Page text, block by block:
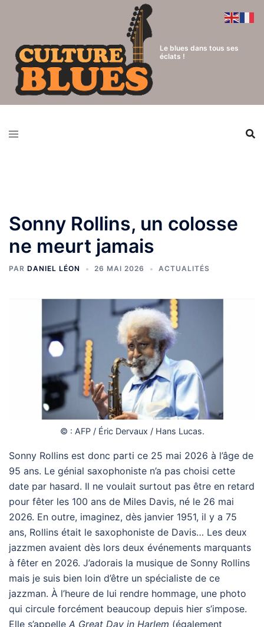
Le blues dans tous ses
éclats !
Sonny Rollins, un colosse
ne meurt jamais
PAR DANIEL LÉON 26 MAI 2026 ACTUALITÉS
© : AFP / Éric Dervaux / Hans Lucas.
Sonny Rollins est donc parti ce 25 mai 2026 à l’âge de
95 ans. Le génial saxophoniste n’a pas choisi cette
date par hasard. Il ne voulait surtout pas être en retard
pour fêter les 100 ans de Miles Davis, né le 26 mai
2026. En outre, imaginez, dès janvier 1951, il y a 75
ans, Rollins était le saxophoniste de Davis… Les deux
jazzmen avaient dès lors deux événements marquants
à fêter en 2026. J’adorais la musique de Sonny Rollins
mais je suis bien loin d’être un spécialiste de ce
jazzman. À l’heure de lui rendre hommage, une photo
qui circule forcément beaucoup depuis hier s’impose.
Elle s’appelle A Great Day in Harlem (également